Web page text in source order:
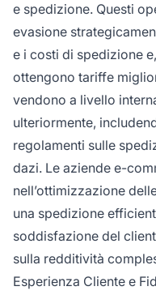
e spedizione. Questi
evasione
e i costi di spedizione
ottengono tariffe
vendono a livello
ulteriormente,
regolamenti sulle
dazi. Le aziende e-
nell’ottimizzazione
una spedizione
soddisfazione del
sulla redditività
Esperienza Cliente e